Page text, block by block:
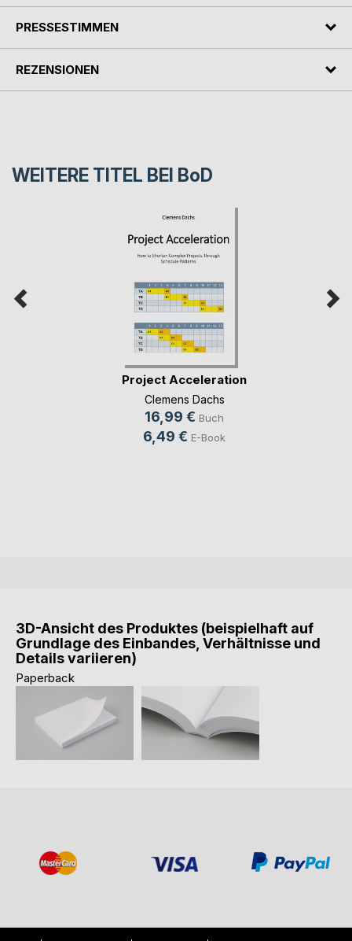
PRESSESTIMMEN
REZENSIONEN
WEITERE TITEL BEI BoD
Project Acceleration
Clemens Dachs
16,99 € Buch
6,49 € E-Book
3D-Ansicht des Produktes (beispielhaft auf
Grundlage des Einbandes, Verhältnisse und
Details variieren)
Paperback